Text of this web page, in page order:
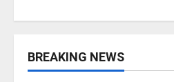
a
BREAKING NEWS